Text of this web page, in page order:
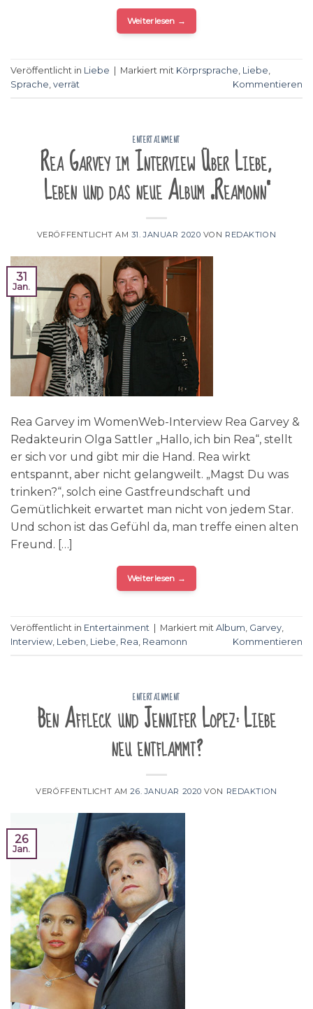
Weiterlesen →
Veröffentlicht in Liebe Markiert mit Körprsprache, Liebe,
Sprache, verrät Kommentieren
ENTERTAINMENT
Rea Garvey im Interview Über Liebe,
Leben und das neue Album „Reamonn“
VERÖFFENTLICHT AM 31. JANUAR 2020 VON REDAKTION
31
Jan.
Rea Garvey im WomenWeb-Interview Rea Garvey &
Redakteurin Olga Sattler „Hallo, ich bin Rea“, stellt
er sich vor und gibt mir die Hand. Rea wirkt
entspannt, aber nicht gelangweilt. „Magst Du was
trinken?“, solch eine Gastfreundschaft und
Gemütlichkeit erwartet man nicht von jedem Star.
Und schon ist das Gefühl da, man treffe einen alten
Freund. […]
Weiterlesen →
Veröffentlicht in Entertainment Markiert mit Album Garvey
Interview Leben Liebe Rea Reamonn Kommentieren
ENTERTAINMENT
Ben Affleck und Jennifer Lopez: Liebe
neu entflammt?
VERÖFFENTLICHT AM26. JANUAR 2020 VON REDAKTION
26
Jan.